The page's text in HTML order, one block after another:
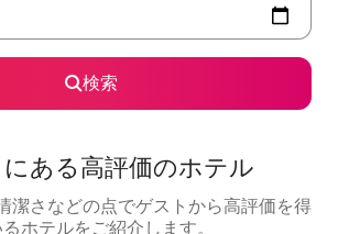
検索
ある高⁠評⁠価⁠のホ⁠テ⁠ル
潔さなどの点でゲストから高評価を得
ホテルをご紹介します。